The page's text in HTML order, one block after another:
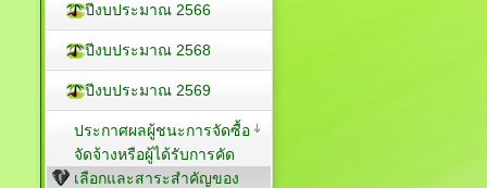
ปีงบประมาณ 2566
ปีงบประมาณ 2568
ปีงบประมาณ 2569
ประกาศผลผู้ชนะการจัดซื้อ
จัดจ้างหรือผู้ได้รับการคัด
เลือกและสาระสำคัญของ